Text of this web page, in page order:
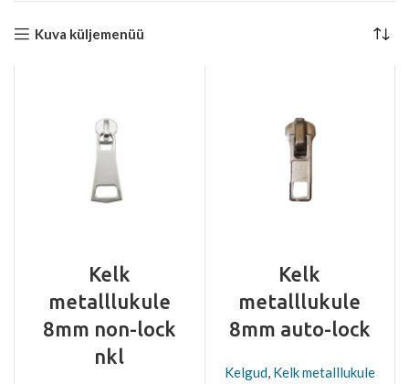
Kuva küljemenüü
Kelk
metalllukule
8mm non-lock
nkl
Kelk
metalllukule
8mm auto-lock
Kelgud, Kelk metalllukule